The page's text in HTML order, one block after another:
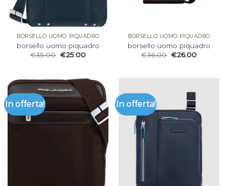
BORSELLO UOMO PIQUADRO
borsello uomo piquadro
€35.00 €25.00
BORSELLO UOMO PIQUADRO
borsello uomo piquadro
€36.00 €26.00
In offerta! In offerta!